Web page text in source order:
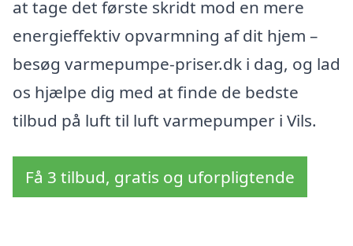
at tage det første skridt mod en mere
energieffektiv opvarmning af dit hjem –
besøg varmepumpe-priser.dk i dag, og lad
os hjælpe dig med at finde de bedste
tilbud på luft til luft varmepumper i Vils.
Få 3 tilbud, gratis og uforpligtende